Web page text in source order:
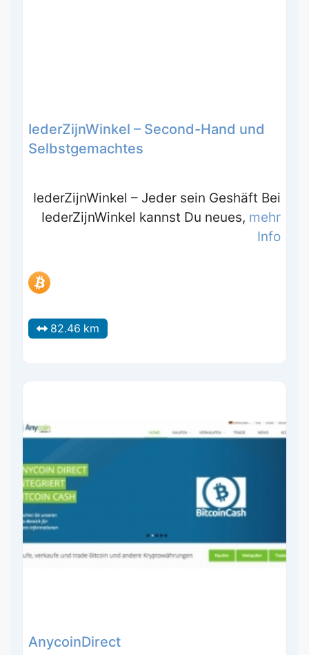
IederZijnWinkel – Second-Hand und
Selbstgemachtes
IederZijnWinkel – Jeder sein Geshäft Bei
IederZijnWinkel kannst Du neues, mehr
Info
82.46 km
AnycoinDirect